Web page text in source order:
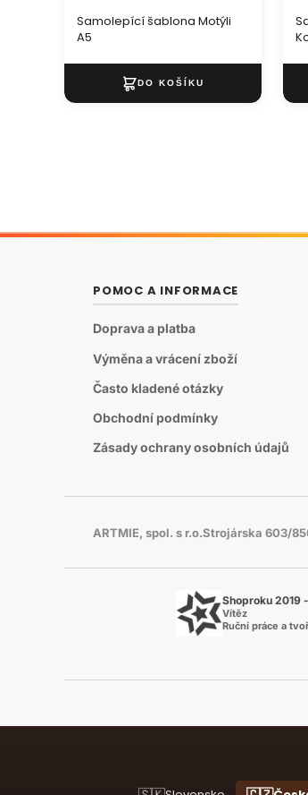
Samolepící šablona Motýli
A5
POMOC A INFORMACE
Doprava a platba
Výměna a vrácení zboží
Často kladené otázky
Obchodní podmínky
Zásady ochrany osobních údajů
ARTMIE, spol. s r.o.Strojárska 603/
Shoproku 2019 -
Vítěz
Ruční práce a